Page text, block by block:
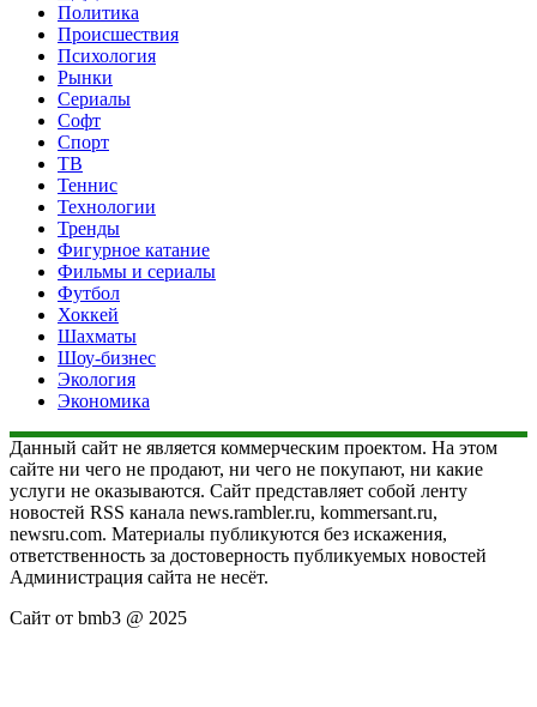
Политика
Происшествия
Психология
Рынки
Сериалы
Софт
Спорт
ТВ
Теннис
Технологии
Тренды
Фигурное катание
Фильмы и сериалы
Футбол
Хоккей
Шахматы
Шоу-бизнес
Экология
Экономика
Данный сайт не является коммерческим проектом. На этом
сайте ни чего не продают, ни чего не покупают, ни какие
услуги не оказываются. Сайт представляет собой ленту
новостей RSS канала news.rambler.ru, kommersant.ru,
newsru.com. Материалы публикуются без искажения,
ответственность за достоверность публикуемых новостей
Администрация сайта не несёт.
Сайт от bmb3 @ 2025